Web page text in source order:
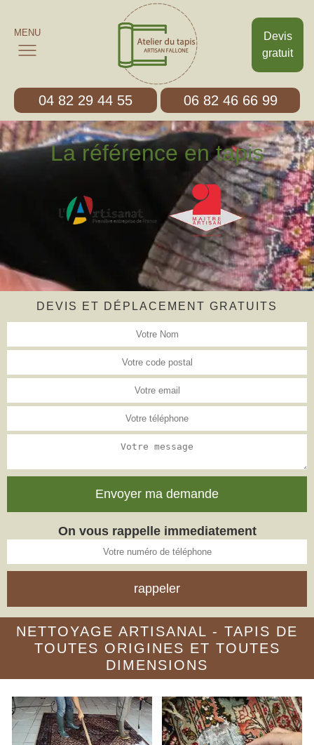
Devis
gratuit
MENU
04 82 29 44 55 06 82 46 66 99
La référence en tapis
DEVIS ET DÉPLACEMENT GRATUITS
On vous rappelle immediatement
NETTOYAGE ARTISANAL - TAPIS DE
TOUTES ORIGINES ET TOUTES
DIMENSIONS